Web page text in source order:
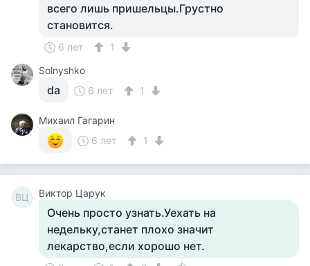
всего лишь пришельцы.Грустно
становится.
6 лет
1
Solnyshko
da 6 лет 1
Михаил Гагарин
6 лет
1
ВЦ Виктор Царук
Очень просто узнать.Уехать на
недельку,станет плохо значит
лекарство,если хорошо нет.